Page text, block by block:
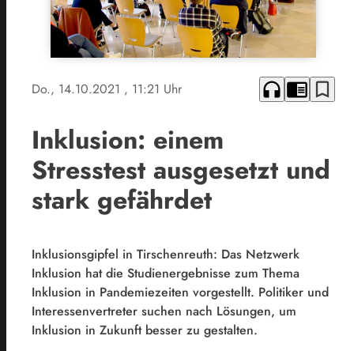
Do., 14.10.2021 , 11:21 Uhr headphones chrome_reader_mode bookmark_border
Inklusion: einem
Stresstest ausgesetzt und
stark gefährdet
Inklusionsgipfel in Tirschenreuth: Das Netzwerk
Inklusion hat die Studienergebnisse zum Thema
Inklusion in Pandemiezeiten vorgestellt. Politiker und
Interessenvertreter suchen nach Lösungen, um
Inklusion in Zukunft besser zu gestalten.